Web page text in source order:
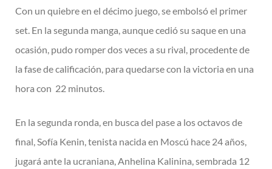
Con un quiebre en el décimo juego, se embolsó el primer
set. En la segunda manga, aunque cedió su saque en una
ocasión, pudo romper dos veces a su rival, procedente de
la fase de calificación, para quedarse con la victoria en una
hora con 22 minutos.
En la segunda ronda, en busca del pase a los octavos de
final, Sofía Kenin, tenista nacida en Moscú hace 24 años,
jugará ante la ucraniana, Anhelina Kalinina, sembrada 12